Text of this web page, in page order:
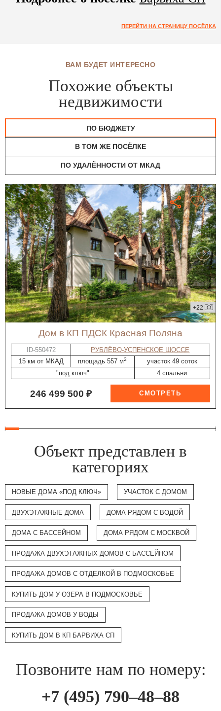
ПЕРЕЙТИ НА СТРАНИЦУ ПОСЁЛКА
ВАМ БУДЕТ ИНТЕРЕСНО
Похожие объекты
недвижимости
ПО БЮДЖЕТУ
В ТОМ ЖЕ ПОСЁЛКЕ
ПО УДАЛЁННОСТИ ОТ МКАД
+22
дом в КП ПДСК Красная Поляна
ID-550472
РУБЛЁВО-УСПЕНСКОЕ ШОССЕ
15 км от МКАД
площадь 557 м2
участок 49 соток
"под ключ"
4 спальни
246 499 500 ₽
Объект представлен в
категориях
НОВЫЕ ДОМА «ПОД КЛЮЧ» УЧАСТОК С ДОМОМ
ДВУХЭТАЖНЫЕ ДОМА ДОМА РЯДОМ С ВОДОЙ
ДОМА С БАССЕЙНОМ ДОМА РЯДОМ С МОСКВОЙ
ПРОДАЖА ДВУХЭТАЖНЫХ ДОМОВ С БАССЕЙНОМ
ПРОДАЖА ДОМОВ С ОТДЕЛКОЙ В ПОДМОСКОВЬЕ
КУПИТЬ ДОМ У ОЗЕРА В ПОДМОСКОВЬЕ
ПРОДАЖА ДОМОВ У ВОДЫ
КУПИТЬ ДОМ В КП БАРВИХА СП
Позвоните нам по номеру:
+7 (495) 790–48–88